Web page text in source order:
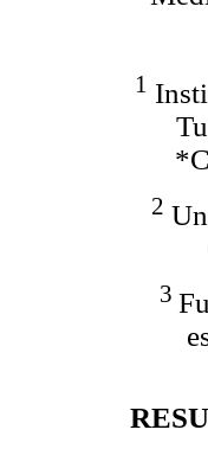
1
2
3